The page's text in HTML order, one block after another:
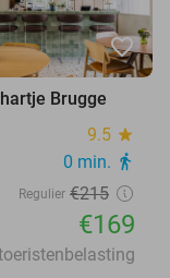
favorite_border
Brugge
9.5 star
0 min. directions_walk
Regulier €215
€169